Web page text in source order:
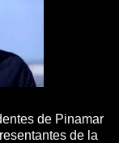
de Pinamar
de la